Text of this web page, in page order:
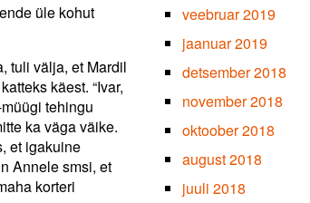
üle kohut
tuli välja, et Mardil
käest. “Ivar,
tehingu
ka väga väike.
et igakuine
Annele smsi, et
korteri
veebruar 2019
jaanuar 2019
detsember 2018
november 2018
oktoober 2018
august 2018
juuli 2018